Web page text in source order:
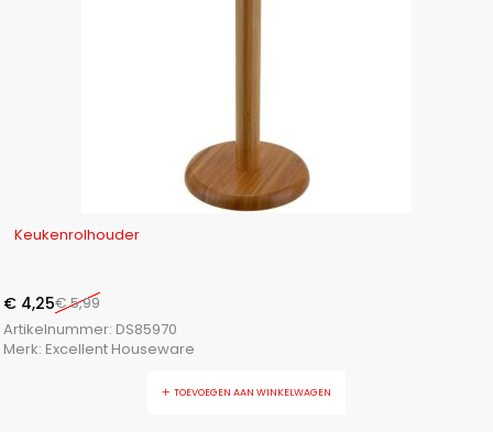
Keukenrolhouder
€5,99
€ 4,25
Artikelnummer: DS85970
Merk: Excellent Houseware
TOEVOEGEN AAN WINKELWAGEN